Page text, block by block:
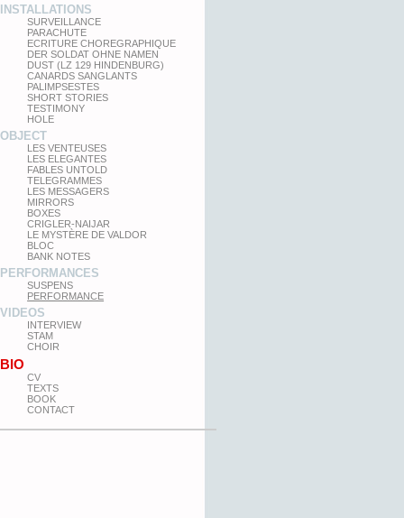
INSTALLATIONS
SURVEILLANCE
PARACHUTE
ECRITURE CHOREGRAPHIQUE
DER SOLDAT OHNE NAMEN
DUST (LZ 129 HINDENBURG)
CANARDS SANGLANTS
PALIMPSESTES
SHORT STORIES
TESTIMONY
HOLE
OBJECT
LES VENTEUSES
LES ELEGANTES
FABLES UNTOLD
TELEGRAMMES
LES MESSAGERS
MIRRORS
BOXES
CRIGLER-NAIJAR
LE MYSTÈRE DE VALDOR
BLOC
BANK NOTES
PERFORMANCES
SUSPENS
PERFORMANCE
VIDEOS
INTERVIEW
STAM
CHOIR
BIO
CV
TEXTS
BOOK
CONTACT